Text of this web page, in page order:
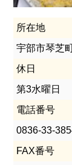
所在地
宇部市琴芝
休日
第3水曜日
電話番号
0836-33-
FAX番号